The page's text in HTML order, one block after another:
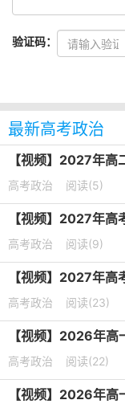
验证码：
最新高考政治
高考政治 阅读(5)
高考政治 阅读(9)
高考政治 阅读(23)
高考政治 阅读(22)